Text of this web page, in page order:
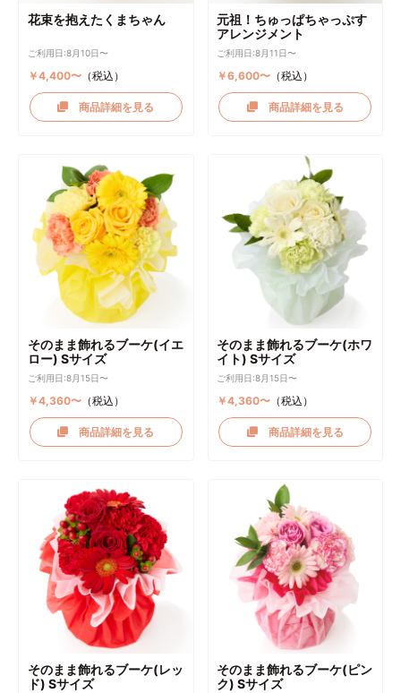
花束を抱えたくまちゃん
ご利用日:8月10日〜
￥4,400〜（税込）
商品詳細を見る
元祖！ちゅっぱちゃっぷす
アレンジメント
ご利用日:8月11日〜
￥6,600〜 （税込）
商品詳細を見る
そのまま飾れるブーケ(イエ
ロー) Sサイズ
ご利用日:8月15日〜
￥4,360〜（税込）
商品詳細を見る
そのまま飾れるブーケ(ホワ
イト) Sサイズ
ご利用日:8月15日〜
￥4,360〜 （税込）
商品詳細を見る
そのまま飾れるブーケ(レッ
ド) Sサイズ
そのまま飾れるブーケ(ピン
ク) Sサイズ